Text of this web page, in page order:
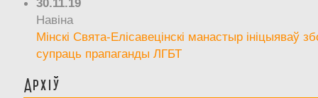
Навіна
Мінскі Свята-Елісавецінскі манастыр ініцыяваў
супраць прапаганды ЛГБТ
Архіў